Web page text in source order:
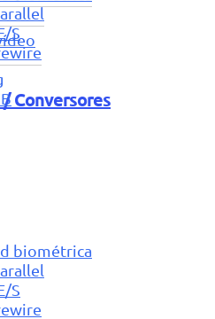
S
Conversores
biométrica
S